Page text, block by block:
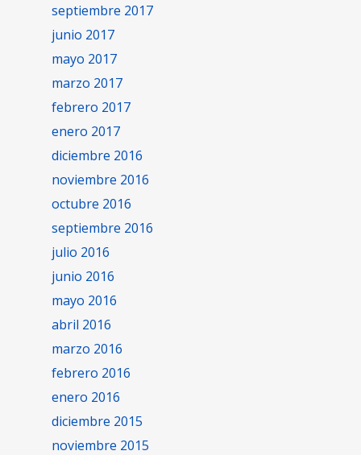
septiembre 2017
junio 2017
mayo 2017
marzo 2017
febrero 2017
enero 2017
diciembre 2016
noviembre 2016
octubre 2016
septiembre 2016
julio 2016
junio 2016
mayo 2016
abril 2016
marzo 2016
febrero 2016
enero 2016
diciembre 2015
noviembre 2015